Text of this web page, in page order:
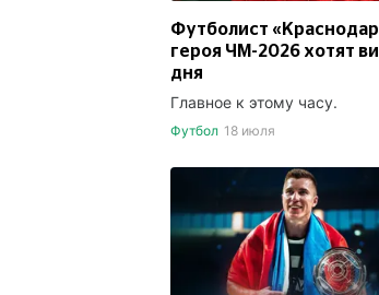
Футболист
героя ЧМ-2026 хотят
дня
Главное к этому часу.
Футбол 18 июля